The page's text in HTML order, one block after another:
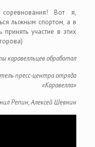
Вот я,
лыжным спортом, а в
участие в этих
каравелльцев обработал
пресс-центра отряда
«Каравелла»
Репин, Алексей Шевнин